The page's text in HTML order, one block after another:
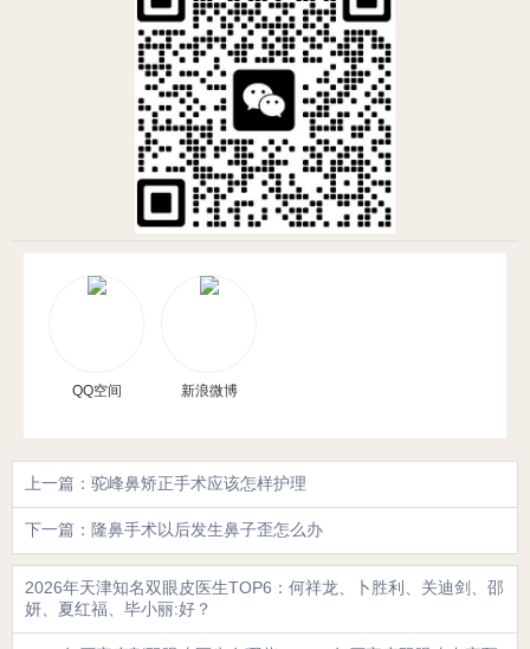
QQ空间 新浪微博
上一篇：驼峰鼻矫正手术应该怎样护理
下一篇：隆鼻手术以后发生鼻子歪怎么办
2026年天津知名双眼皮医生TOP6：何祥龙、卜胜利、关迪剑、邵
妍、夏红福、毕小丽:好？